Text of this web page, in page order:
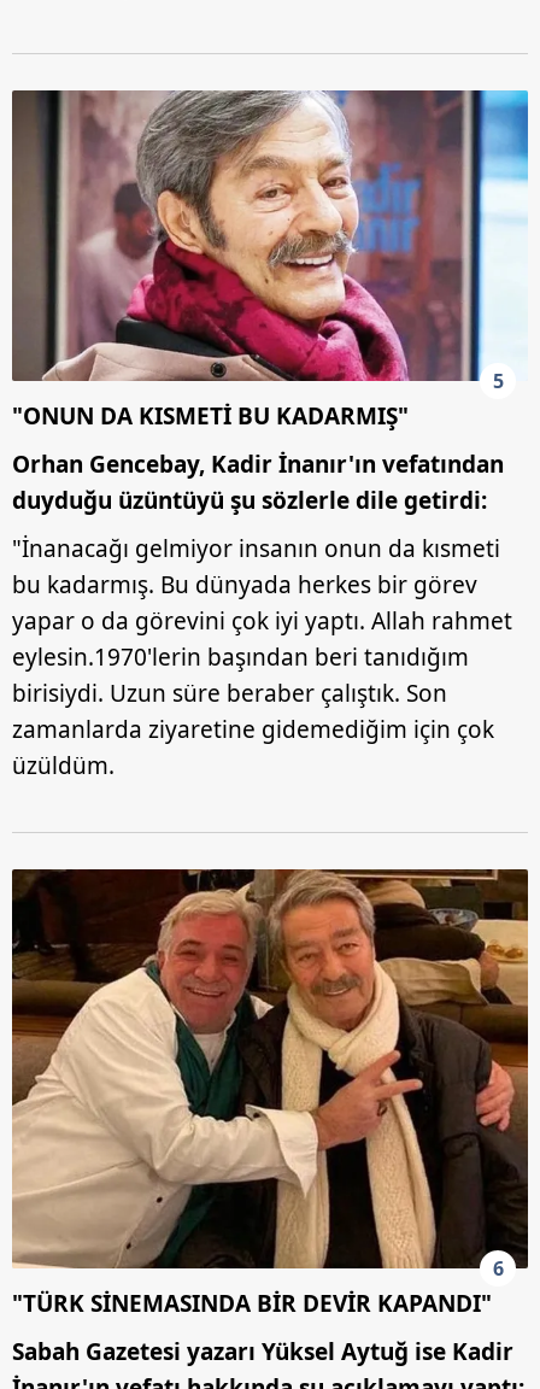
5
"ONUN DA KISMETİ BU KADARMIŞ"
Orhan Gencebay, Kadir İnanır'ın vefatından
duyduğu üzüntüyü şu sözlerle dile getirdi:
"İnanacağı gelmiyor insanın onun da kısmeti
bu kadarmış. Bu dünyada herkes bir görev
yapar o da görevini çok iyi yaptı. Allah rahmet
eylesin.1970'lerin başından beri tanıdığım
birisiydi. Uzun süre beraber çalıştık. Son
zamanlarda ziyaretine gidemediğim için çok
üzüldüm.
6
"TÜRK SİNEMASINDA BİR DEVİR KAPANDI"
Sabah Gazetesi yazarı Yüksel Aytuğ ise Kadir